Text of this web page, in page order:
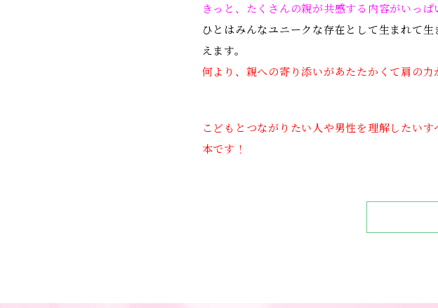
きっと、たくさんの親が共感する内容がいっぱ
ひとはみんなユニークな存在として生まれて
えます。
何より、親への寄り添いがあたたかくて肩の力
こどもとつながりたい人や男性を理解したい
本です！